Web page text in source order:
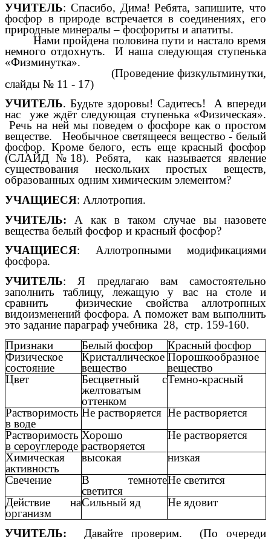
УЧИТЕЛЬ: Спасибо, Дима! Ребята, запишите, что
фосфор в природе встречается в соединениях, его
природные минералы – фосфориты и апатиты.
Нами пройдена половина пути и настало время
немного отдохнуть. И наша следующая ступенька
«Физминутка».
(Проведение физкультминутки,
слайды № 11 - 17)
УЧИТЕЛЬ. Будьте здоровы! Садитесь! А впереди
нас уже ждёт следующая ступенька «Физическая».
Речь на ней мы поведем о фосфоре как о простом
веществе. Необычное светящееся вещество - белый
фосфор. Кроме белого, есть еще красный фосфор
(СЛАЙД №18). Ребята, как называется явление
существования нескольких простых веществ,
образованных одним химическим элементом?
УЧАЩИЕСЯ: Аллотропия.
УЧИТЕЛЬ: А как в таком случае вы назовете
вещества белый фосфор и красный фосфор?
УЧАЩИЕСЯ: Аллотропными модификациями
фосфора.
УЧИТЕЛЬ: Я предлагаю вам самостоятельно
заполнить таблицу, лежащую у вас на столе и
сравнить физические свойства аллотропных
видоизменений фосфора. А поможет вам выполнить
это задание параграф учебника 28, стр. 159-160.
Признаки
Белый фосфор
Красный фосфор
Физическое
состояние
Кристаллическое
вещество
Порошкообразное
вещество
Цвет
Бесцветный с
желтоватым
оттенком
Темно-красный
Растворимость
в воде
Не растворяется Не растворяется
Растворимость
в сероуглероде
Хорошо
растворяется
Не растворяется
Химическая
активность
высокая
низкая
Свечение
В темноте
светится
Не светится
Действие на
организм
Сильный яд Не ядовит
УЧИТЕЛЬ: Давайте проверим. (По очереди